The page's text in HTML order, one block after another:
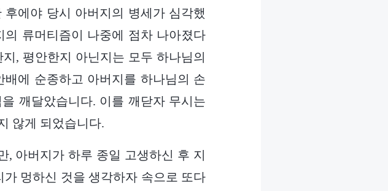
에야 당시 아버지의 병세가 심각했
류머티즘이 나중에 점차 나아졌다
, 평안한지 아닌지는 모두 하나님의
에 순종하고 아버지를 하나님의 손
깨달았습니다. 이를 깨닫자 무시는
않게 되었습니다.
아버지가 하루 종일 고생하신 후 지
멍하신 것을 생각하자 속으로 또다